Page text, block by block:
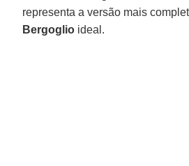
representa a versão mais
Bergoglio ideal.